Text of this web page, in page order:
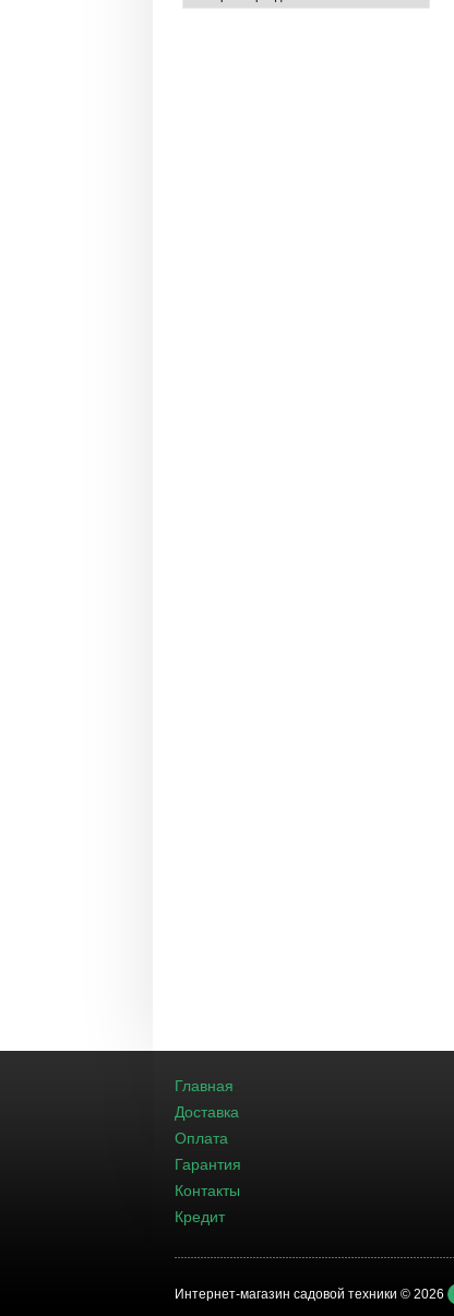
Главная
Доставка
Оплата
Гарантия
Контакты
Кредит
Интернет-магазин садовой техники © 2026